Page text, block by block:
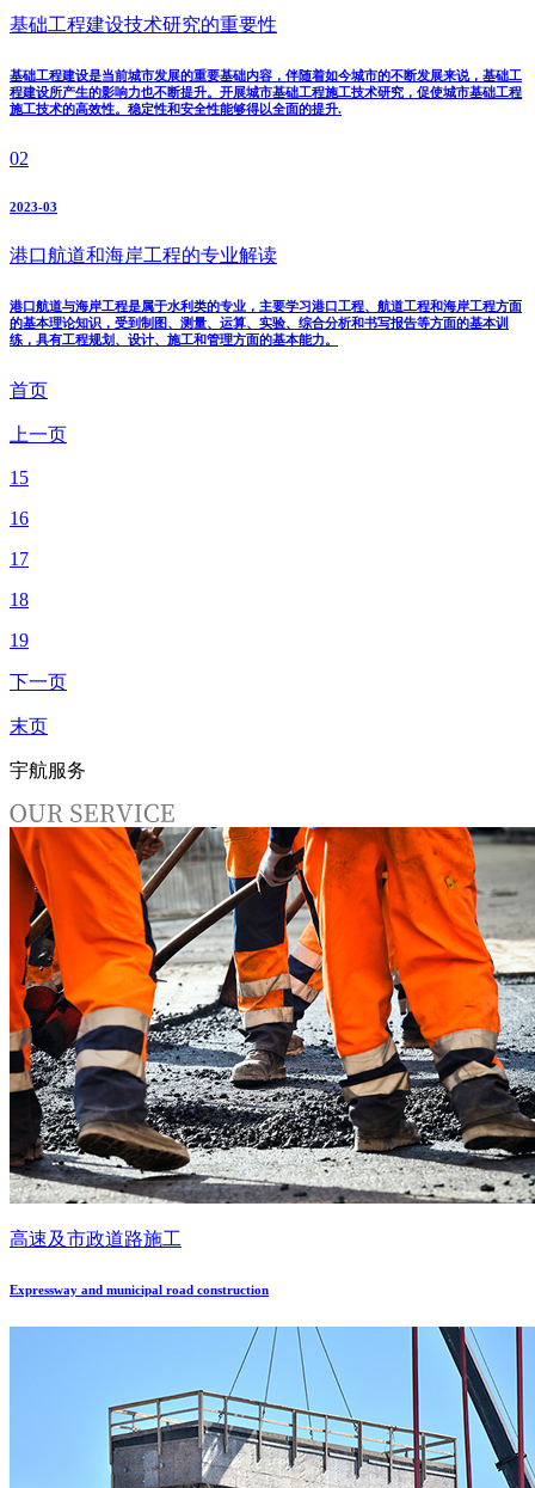
基础工程建设技术研究的重要性
基础工程建设是当前城市发展的重要基础内容，伴随着如今城市的不断发展来说，基础工
程建设所产生的影响力也不断提升。开展城市基础工程施工技术研究，促使城市基础工程
施工技术的高效性。稳定性和安全性能够得以全面的提升.
02
2023-03
港口航道和海岸工程的专业解读
港口航道与海岸工程是属于水利类的专业，主要学习港口工程、航道工程和海岸工程方面
的基本理论知识，受到制图、测量、运算、实验、综合分析和书写报告等方面的基本训
练，具有工程规划、设计、施工和管理方面的基本能力。
首页
上一页
15
16
17
18
19
下一页
末页
宇航服务
高速及市政道路施工
Expressway and municipal road construction